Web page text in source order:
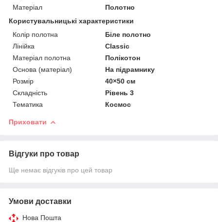
Матеріал
Полотно
Користувальницькі характеристики
Колір полотна
Біле полотно
Лінійка
Classic
Матеріал полотна
Полікотон
Основа (матеріал)
На підрамнику
Розмір
40×50 см
Складність
Рівень 3
Тематика
Космос
Приховати
Відгуки про товар
Ще немає відгуків про цей товар
Умови доставки
Нова Пошта